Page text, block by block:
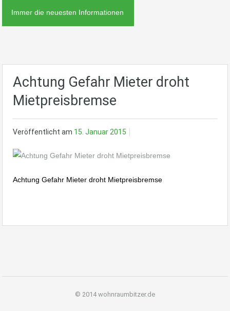
Immer die neuesten Informationen
Achtung Gefahr Mieter droht
Mietpreisbremse
Veröffentlicht am 15. Januar 2015
Achtung Gefahr Mieter droht Mietpreisbremse
© 2014 wohnraumbitzer.de